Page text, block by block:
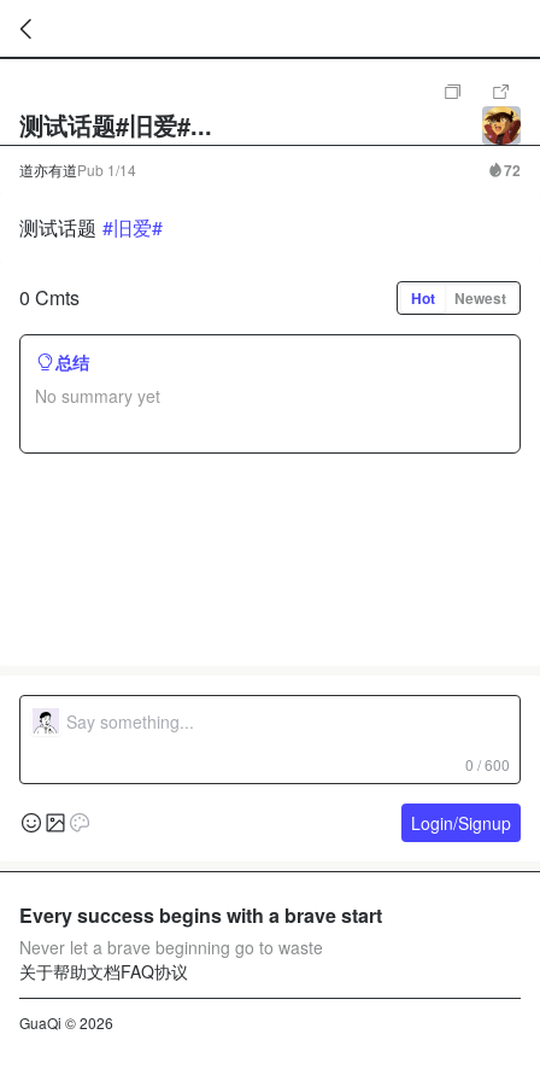
测试话题#旧爱#...
道亦有道Pub 1/14 72
测试话题 #旧爱#
0 Cmts Hot Newest
总结
No summary yet
0 / 600
Login/Signup
Every success begins with a brave start
Never let a brave beginning go to waste
关于帮助文档FAQ协议
GuaQi © 2026